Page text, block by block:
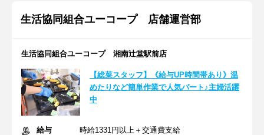
生活協同組合ユーコープ 店舗運営部
生活協同組合ユーコープ 湘南辻堂駅前店
【総菜スタッフ】《給与UP時間帯あり》温
めたりなど簡単作業で人気パート♪主婦活躍
中
給与
時給1331円以上＋交通費支給